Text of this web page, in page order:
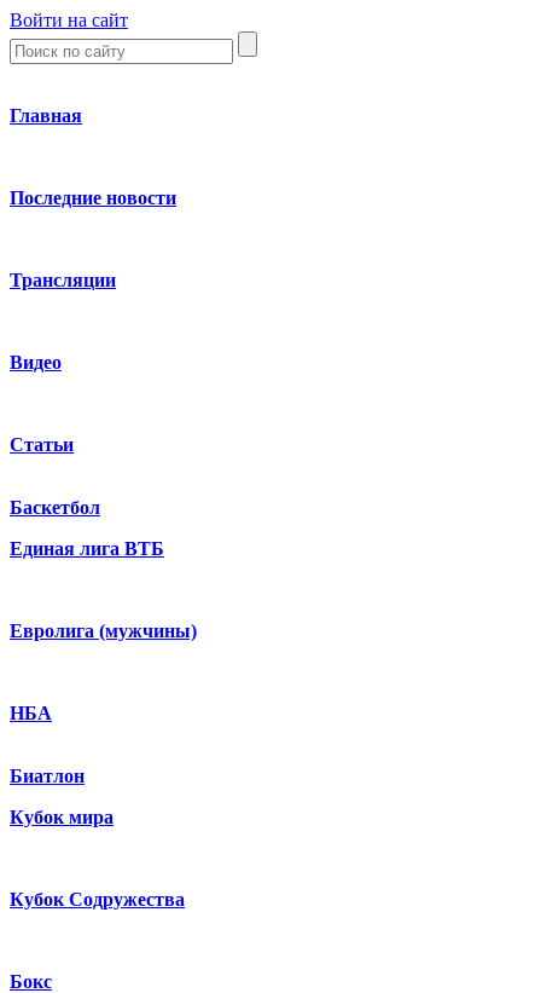
Войти на сайт
Главная
Последние новости
Трансляции
Видео
Статьи
Баскетбол
Единая лига ВТБ
Евролига (мужчины)
НБА
Биатлон
Кубок мира
Кубок Содружества
Бокс